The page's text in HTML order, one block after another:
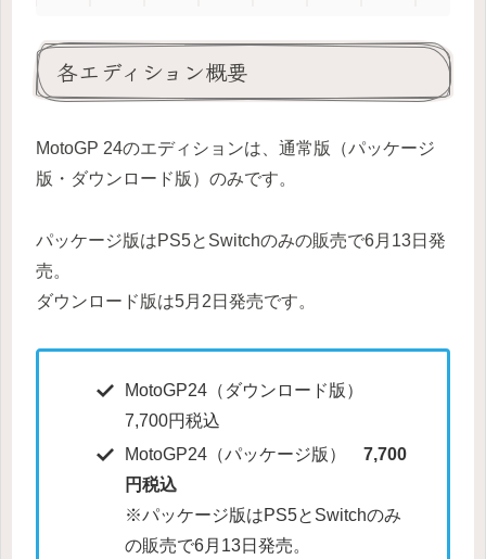
各エディション概要
MotoGP 24のエディションは、通常版（パッケージ
版・ダウンロード版）のみです。
パッケージ版はPS5とSwitchのみの販売で6月13日発
売。
ダウンロード版は5月2日発売です。
MotoGP24（ダウンロード版）
7,700円税込
MotoGP24（パッケージ版） 7,700
円税込
※パッケージ版はPS5とSwitchのみ
の販売で6月13日発売。